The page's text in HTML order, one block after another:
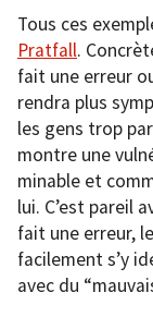
Tous ces
Pratfall.
fait une erreur
rendra plus
les gens trop
montre une
minable et
lui. C’est pareil
fait une erreur,
facilement s’y
avec du